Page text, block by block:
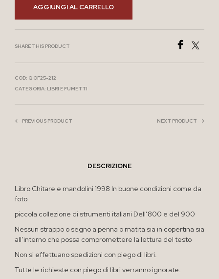
AGGIUNGI AL CARRELLO
SHARE THIS PRODUCT
COD: Q OF25-212
CATEGORIA: LIBRI E FUMETTI
PREVIOUS PRODUCT NEXT PRODUCT
DESCRIZIONE
Libro Chitare e mandolini 1998 In buone condizioni come da
foto
piccola collezione di strumenti italiani Dell’800 e del 900
Nessun strappo o segno a penna o matita sia in copertina sia
all’interno che possa compromettere la lettura del testo
Non si effettuano spedizioni con piego di libri.
Tutte le richieste con piego di libri verranno ignorate.